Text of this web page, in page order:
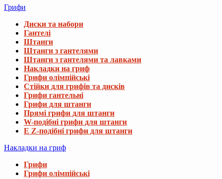
Грифи
Диски та набори
Гантелі
Штанги
Штанги з гантелями
Штанги з гантелями та лавками
Накладки на гриф
Грифи олімпійські
Стійки для грифів та дисків
Грифи гантельні
Грифи для штанги
Прямі грифи для штанги
W-подібні грифи для штанги
E Z-подібні грифи для штанги
Накладки на гриф
Грифи
Грифи олімпійські